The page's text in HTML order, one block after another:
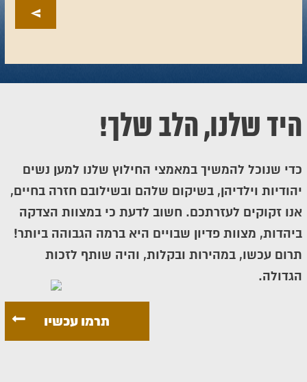
היד שלנו, הלב שלך!
כדי שנוכל להמשיך במאמצי החילוץ שלנו למען נשים
יהודיות וילדיהן, בשיקום שלהם ובשילובם חזרה בחיים,
אנו זקוקים לעזרתכם. חשוב לדעת כי במצוות הצדקה
ביהדות, מצוות פדיון שבויים היא ברמה הגבוהה ביותר!
תרום עכשו, במהירות ובקלות, והיה שותף לזכות
הגדולה.
תרמו עכשיו